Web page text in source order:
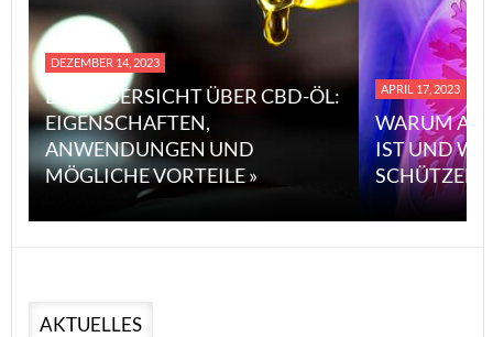
DEZEMBER 14, 2023
EINE ÜBERSICHT ÜBER CBD-ÖL:
EIGENSCHAFTEN,
ANWENDUNGEN UND
MÖGLICHE VORTEILE »
APRIL 17, 2023
WARUM
IST UND
SCHÜTZEN
AKTUELLES